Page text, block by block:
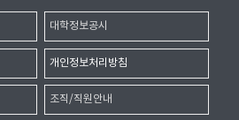
대학정보공시
개인정보처리방침
조직/직원안내